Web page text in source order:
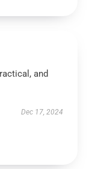
and
Dec 17, 2024